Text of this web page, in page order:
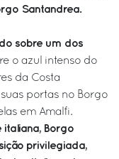
Santandrea.
sobre um dos
o azul intenso do
da Costa
portas no Borgo
em Amalfi.
Borgo
privilegiada,